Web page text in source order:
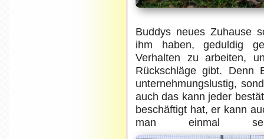
Buddys neues Zuhause
ihm haben, geduldig
Verhalten zu arbeiten,
Rückschläge gibt. Denn
unternehmungslustig,
auch das kann jeder
beschäftigt hat, er kann
man einmal